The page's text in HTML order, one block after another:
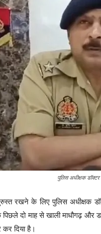
पुलिस अधीक्षक डॉक्टर
रखने के लिए पुलिस अधीक्षक
पिछले दो माह से खाली माधौगढ़
कर दिया है।